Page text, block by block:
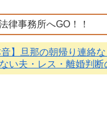
律事務所へGO！！
音】旦那の朝帰り連絡
い夫・レス・離婚判断